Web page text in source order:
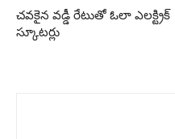
చవకైన వడ్డీ రేటుతో ఓలా ఎలక్ట్రిక్
స్కూటర్లు